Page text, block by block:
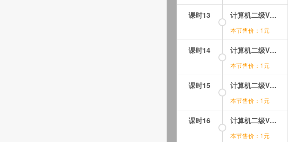
课时13 计算机二级VB语言程序设计视频课程-第02章-操作：控件的基本操作.mp4
本节售价：1元
课时14 计算机二级VB语言程序设计视频课程-第02章-操作：窗体的事件.mp4
本节售价：1元
课时15 计算机二级VB语言程序设计视频课程-第02章-操作：窗体的结构与属性.mp4
本节售价：1元
课时16 计算机二级VB语言程序设计视频课程-第03章-3.1VisualBasic中的语句.mp4
本节售价：1元